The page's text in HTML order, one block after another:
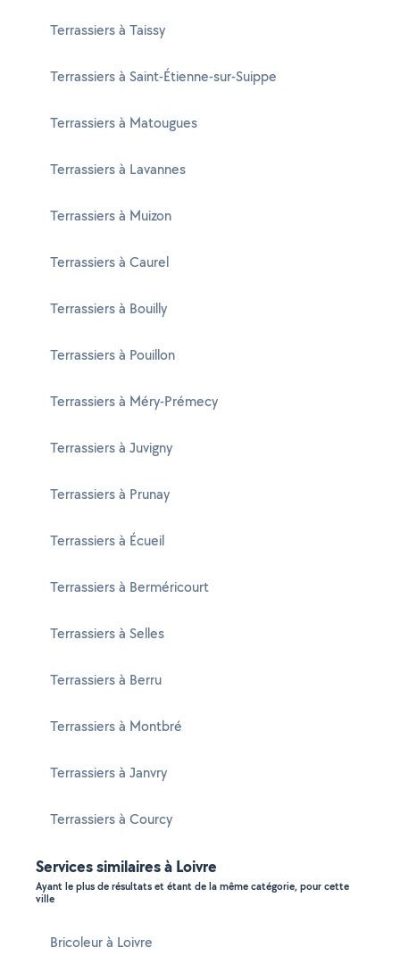
Terrassiers à Taissy
Terrassiers à Saint-Étienne-sur-Suippe
Terrassiers à Matougues
Terrassiers à Lavannes
Terrassiers à Muizon
Terrassiers à Caurel
Terrassiers à Bouilly
Terrassiers à Pouillon
Terrassiers à Méry-Prémecy
Terrassiers à Juvigny
Terrassiers à Prunay
Terrassiers à Écueil
Terrassiers à Berméricourt
Terrassiers à Selles
Terrassiers à Berru
Terrassiers à Montbré
Terrassiers à Janvry
Terrassiers à Courcy
Services similaires à Loivre
Ayant le plus de résultats et étant de la même catégorie, pour cette
ville
Bricoleur à Loivre